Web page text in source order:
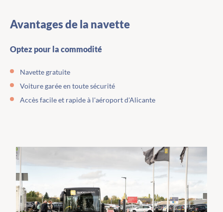
Avantages de la navette
Optez pour la commodité
Navette gratuite
Voiture garée en toute sécurité
Accès facile et rapide à l'aéroport d'Alicante